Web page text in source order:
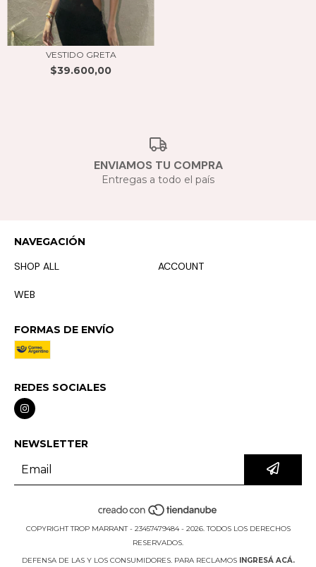
VESTIDO GRETA
$39.600,00
ENVIAMOS TU COMPRA
Entregas a todo el país
NAVEGACIÓN
SHOP ALL
ACCOUNT
WEB
FORMAS DE ENVÍO
REDES SOCIALES
NEWSLETTER
COPYRIGHT TROP MARRANT - 23457479484 - 2026. TODOS LOS DERECHOS
RESERVADOS.
DEFENSA DE LAS Y LOS CONSUMIDORES. PARA RECLAMOS INGRESÁ ACÁ.